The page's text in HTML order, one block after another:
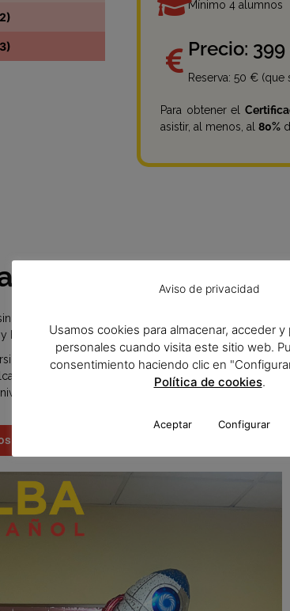
Mínimo 4 alumnos
Precio:
Reserva: 50 €
Para obtener el
asistir, al menos, al 80%
también un lugar donde encontrarse con la cultura
belleza sin igual.
total en el idioma, con 20 horas de clases por
la fluidez. Además, podrás inscribirte en los
mundial por el Instituto Cervantes.
programas
Aviso de privacidad
Usamos cookies para almacenar, acceder
personales cuando visita este sitio web.
consentimiento haciendo clic en
Política de cookies.
Aceptar Configurar